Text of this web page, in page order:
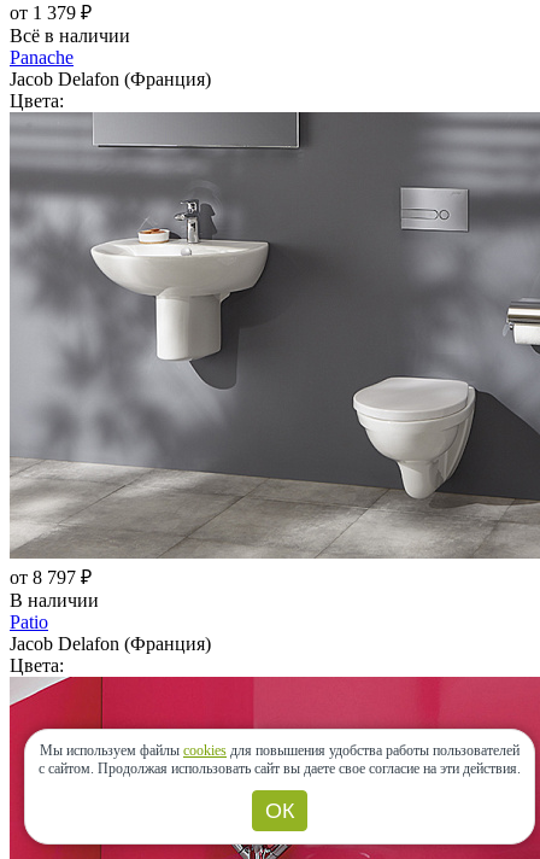
от 1 379 ₽
Всё в наличии
Panache
Jacob Delafon (Франция)
Цвета:
от 8 797 ₽
В наличии
Patio
Jacob Delafon (Франция)
Цвета:
Мы используем файлы cookies для повышения удобства работы пользователей
с сайтом. Продолжая использовать сайт вы даете свое согласие на эти действия.
ОК